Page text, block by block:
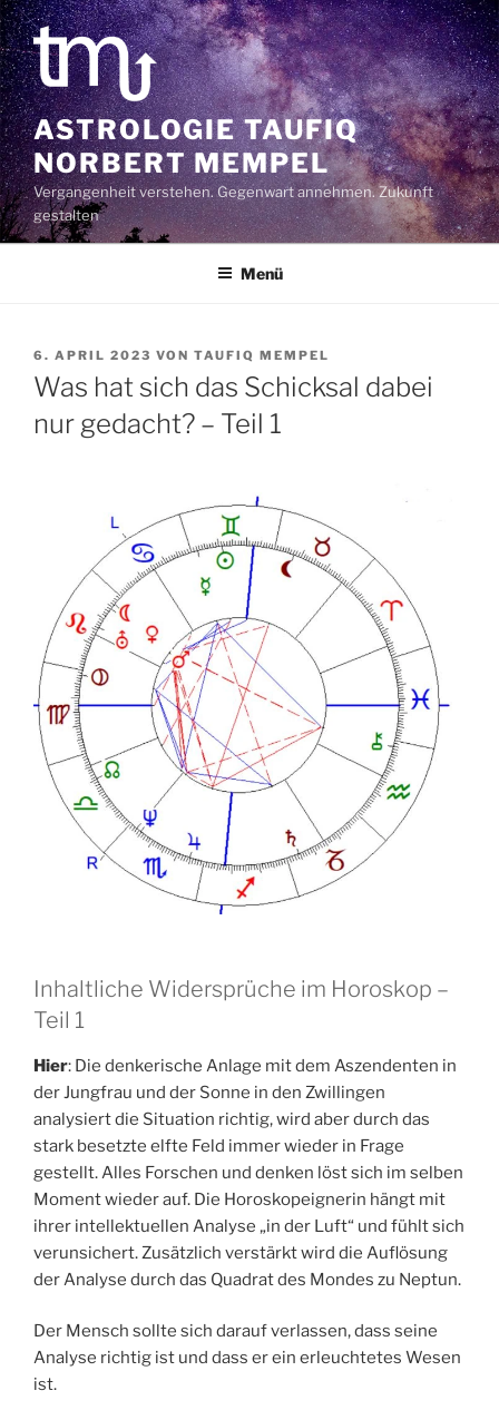
Zum
Inhalt
springen
ASTROLOGIE TAUFIQ
NORBERT MEMPEL
Vergangenheit verstehen. Gegenwart annehmen. Zukunft
gestalten
Menü
VERÖFFENTLICHT
AM
6. APRIL 2023 VON TAUFIQ MEMPEL
Was hat sich das Schicksal dabei
nur gedacht? – Teil 1
Inhaltliche Widersprüche im Horoskop –
Teil 1
Hier: Die denkerische Anlage mit dem Aszendenten in
der Jungfrau und der Sonne in den Zwillingen
analysiert die Situation richtig, wird aber durch das
stark besetzte elfte Feld immer wieder in Frage
gestellt. Alles Forschen und denken löst sich im selben
Moment wieder auf. Die Horoskopeignerin hängt mit
ihrer intellektuellen Analyse „in der Luft“ und fühlt sich
verunsichert. Zusätzlich verstärkt wird die Auflösung
der Analyse durch das Quadrat des Mondes zu Neptun.
Der Mensch sollte sich darauf verlassen, dass seine
Analyse richtig ist und dass er ein erleuchtetes Wesen
ist.